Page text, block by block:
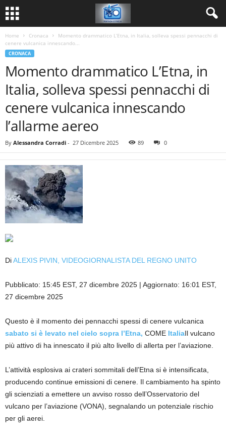
Home Cronaca
Momento drammatico L’Etna, in Italia, solleva spessi pennacchi di
cenere vulcanica innescando...
CRONACA
Momento drammatico L’Etna, in
Italia, solleva spessi pennacchi di
cenere vulcanica innescando
l’allarme aereo
By Alessandra Corradi - 27 Dicembre 2025 89 0
DiALEXIS PIVIN, VIDEOGIORNALISTA DEL REGNO UNITO
Pubblicato: 15:45 EST, 27 dicembre 2025 | Aggiornato: 16:01 EST,
27 dicembre 2025
Questo è il momento dei pennacchi spessi di cenere vulcanica
sabato si è levato nel cielo sopra l’Etna, COME ItaliaIl vulcano
più attivo di ha innescato il più alto livello di allerta per l’aviazione.
L’attività esplosiva ai crateri sommitali dell’Etna si è intensificata,
producendo continue emissioni di cenere. Il cambiamento ha spinto
gli scienziati a emettere un avviso rosso dell’Osservatorio del
vulcano per l’aviazione (VONA), segnalando un potenziale rischio
per gli aerei.